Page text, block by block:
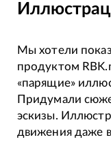
Мы хотели
продуктом
«парящие»
Придумали
эскизы.
движения даже